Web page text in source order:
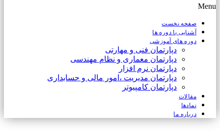
Menu
صفحه نخست
آشنایی با دوره ها
دوره های آموزشی
دپارتمان فنی و مهارتی
دپارتمان معماری و نظام مهندسی
دپارتمان نرم افزار
دپارتمان مدیریت ،امور مالی و حسابداری
دپارتمان کامپیوتر
مقالات
نمادها
درباره ما